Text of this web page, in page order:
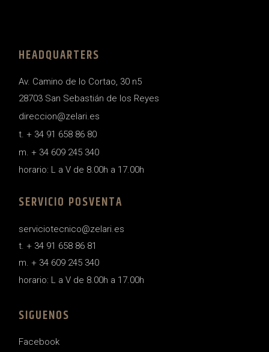
HEADQUARTERS
Av. Camino de lo Cortao, 30 n5
28703 San Sebastián de los Reyes
direccion@zelari.es
t. + 34 91 658 86 80
m. + 34 609 245 340
horario: L a V de 8.00h a 17.00h
SERVICIO POSVENTA
serviciotecnico@zelari.es
t. + 34 91 658 86 81
m. + 34 609 245 340
horario: L a V de 8.00h a 17.00h
SIGUENOS
Facebook